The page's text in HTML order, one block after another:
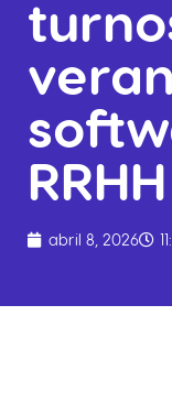
RRHH
abril 8, 2026